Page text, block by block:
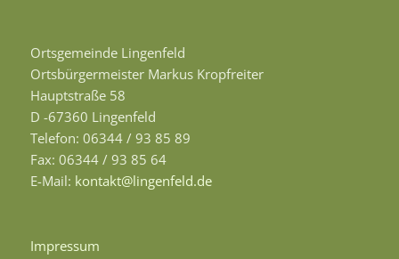
Ortsgemeinde Lingenfeld
Ortsbürgermeister Markus Kropfreiter
Hauptstraße 58
D -67360 Lingenfeld
Telefon: 06344 / 93 85 89
Fax: 06344 / 93 85 64
E-Mail: kontakt@lingenfeld.de
Impressum